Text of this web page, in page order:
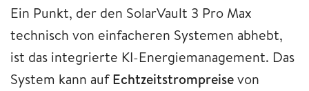
Ein Punkt, der den SolarVault 3 Pro Max
technisch von einfacheren Systemen abhebt,
ist das integrierte KI-Energiemanagement. Das
System kann aufEchtzeitstrompreisevon